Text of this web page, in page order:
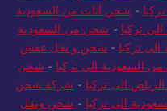
- شحن أثاث من السعودية
تركيا - شحن من السعودية
تركيا - شحن و نقل عفش
السعودية الي تركيا - شحن
الى تركيا - شركة شحن
الى تركيا - شحن ونقل